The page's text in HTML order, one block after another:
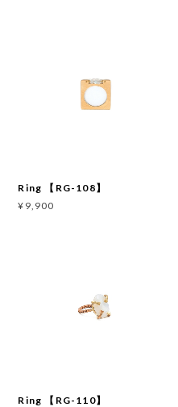
Ring 【RG-108】
¥9,900
Ring 【RG-110】